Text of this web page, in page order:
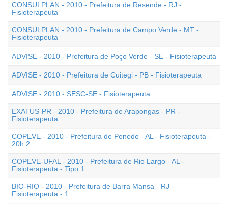
CONSULPLAN - 2010 - Prefeitura de Resende - RJ -
Fisioterapeuta
CONSULPLAN - 2010 - Prefeitura de Campo Verde - MT -
Fisioterapeuta
ADVISE - 2010 - Prefeitura de Poço Verde - SE - Fisioterapeuta
ADVISE - 2010 - Prefeitura de Cuitegi - PB - Fisioterapeuta
ADVISE - 2010 - SESC-SE - Fisioterapeuta
EXATUS-PR - 2010 - Prefeitura de Arapongas - PR -
Fisioterapeuta
COPEVE - 2010 - Prefeitura de Penedo - AL - Fisioterapeuta -
20h 2
COPEVE-UFAL - 2010 - Prefeitura de Rio Largo - AL -
Fisioterapeuta - Tipo 1
BIO-RIO - 2010 - Prefeitura de Barra Mansa - RJ -
Fisioterapeuta - 1